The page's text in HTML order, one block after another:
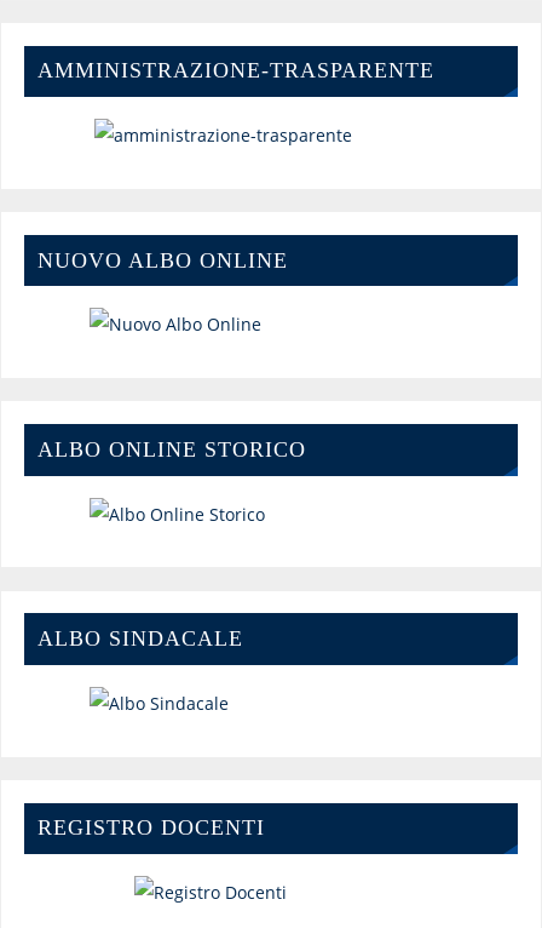
AMMINISTRAZIONE-TRASPARENTE
NUOVO ALBO ONLINE
ALBO ONLINE STORICO
ALBO SINDACALE
REGISTRO DOCENTI